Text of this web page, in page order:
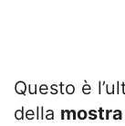
Questo è
della